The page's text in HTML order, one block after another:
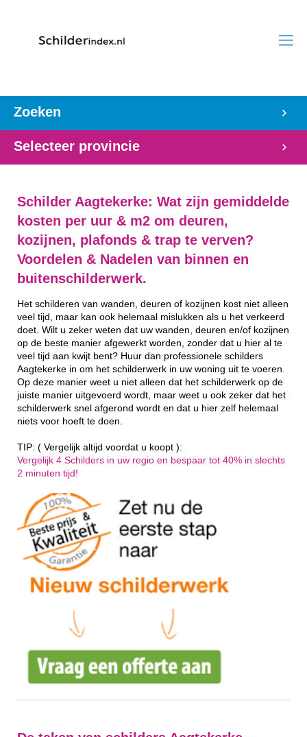
Zoeken
Selecteer provincie
Schilder Aagtekerke: Wat zijn gemiddelde
kosten per uur & m2 om deuren,
kozijnen, plafonds & trap te verven?
Voordelen & Nadelen van binnen en
buitenschilderwerk.
Het schilderen van wanden, deuren of kozijnen kost niet alleen
veel tijd, maar kan ook helemaal mislukken als u het verkeerd
doet. Wilt u zeker weten dat uw wanden, deuren en/of kozijnen
op de beste manier afgewerkt worden, zonder dat u hier al te
veel tijd aan kwijt bent? Huur dan professionele schilders
Aagtekerke in om het schilderwerk in uw woning uit te voeren.
Op deze manier weet u niet alleen dat het schilderwerk op de
juiste manier uitgevoerd wordt, maar weet u ook zeker dat het
schilderwerk snel afgerond wordt en dat u hier zelf helemaal
niets voor hoeft te doen.
TIP: ( Vergelijk altijd voordat u koopt ):
Vergelijk 4 Schilders in uw regio en bespaar tot 40% in slechts
2 minuten tijd!